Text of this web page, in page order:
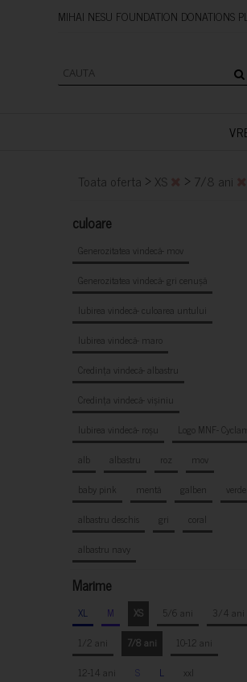
MIHAI NESU
Toata oferta > XS > 7/8 ani
culoare
Generozitatea vindecă- mov
Generozitatea vindecă- gri cenușă
Iubirea vindecă- culoarea untului
Iubirea vindecă- maro
Credința vindecă- albastru
Credința vindecă- vișiniu
Iubirea vindecă- roșu
Logo MNF-
alb
albastru roz
mov
baby pink
mentă galben
verde
albastru deschis
gri
coral
albastru navy
Marime
XL M XS 5/6 ani
3/4 ani
1/2 ani
7/8 ani
10-12 ani
12-14 ani
S L xxl